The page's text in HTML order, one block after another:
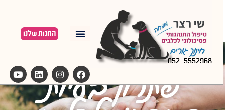
החנות שלנו
052-5552968
פתרון בעיות